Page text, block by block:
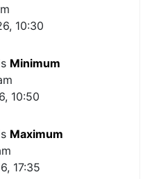
10:30
Minimum
10:50
Maximum
17:35